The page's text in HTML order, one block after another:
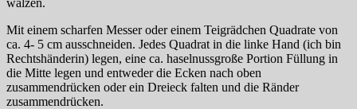
Mit einem scharfen Messer oder einem Teigrädchen Quadrate von
ca. 4- 5 cm ausschneiden. Jedes Quadrat in die linke Hand (ich bin
Rechtshänderin) legen, eine ca. haselnussgroße Portion Füllung in
die Mitte legen und entweder die Ecken nach oben
zusammendrücken oder ein Dreieck falten und die Ränder
zusammendrücken.